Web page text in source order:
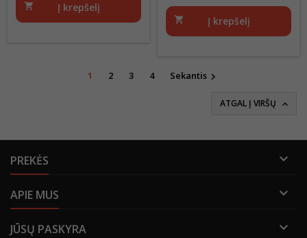
shopping_cart Į krepšelį
shopping_cart Į krepšelį
1 2 3 4 Sekantis 
ATGAL Į VIRŠŲ 
PREKĖS 
APIE MUS 
JŪSŲ PASKYRA 